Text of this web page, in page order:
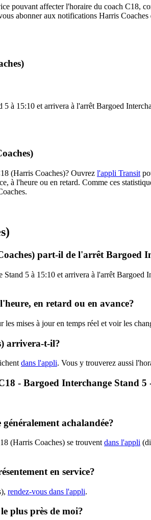
pouvant affecter l'horaire du coach C18,
abonner aux notifications Harris
à 15:10 et arrivera à l'arrêt Bargoed
(Harris Coaches)? Ouvrez l'appli Transit
à l'heure ou en retard. Comme ces
part-il de l'arrêt Bargoed
5 à 15:10 et arrivera à l'arrêt
en retard ou en avance?
mises à jour en temps réel et voir les
arrivera-t-il?
dans l'appli. Vous y trouverez aussi
- Bargoed Interchange Stand
achalandée?
(Harris Coaches) se trouvent dans l'appli
en service?
rendez-vous dans l'appli.
plus près de moi?